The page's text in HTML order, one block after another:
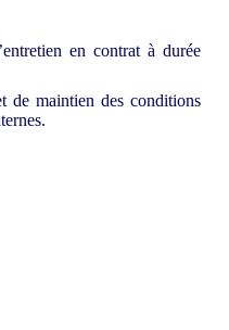
en contrat à durée
de maintien des conditions